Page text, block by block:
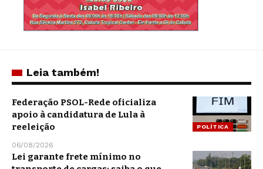
Leia também!
POLÍTICA
Federação PSOL-Rede oficializa
apoio à candidatura de Lula à
reeleição
06/08/2026
Lei garante frete mínimo no